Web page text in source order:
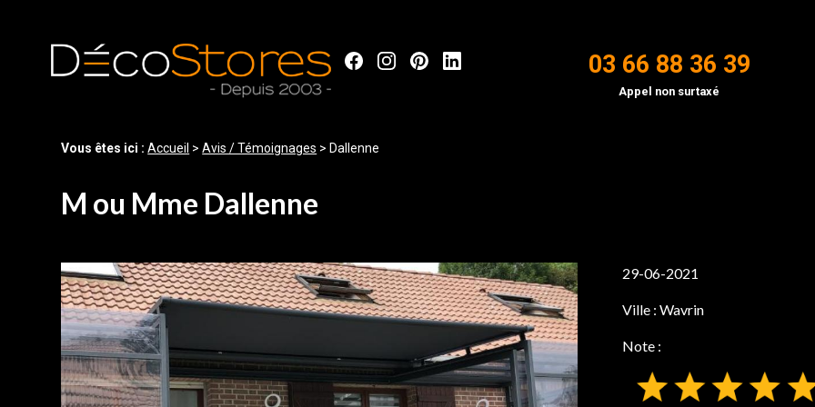
03 66 88 36 39
Appel non surtaxé
Vous êtes ici :Accueil >Avis / Témoignages > Dallenne
M ou Mme Dallenne
29-06-2021
Ville : Wavrin
Note :